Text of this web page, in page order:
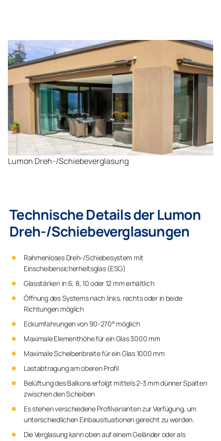
Lumon Dreh-/Schiebeverglasung
Technische Details der Lumon
Dreh-/Schiebeverglasungen
Rahmenloses Dreh-/Schiebesystem mit
Einscheibensicherheitsglas (ESG)
Glasstärken in 6, 8, 10 oder 12 mm erhältlich
Öffnung des Systems nach links, rechts oder in beide
Richtungen möglich
Eckumfahrungen von 90-270° möglich
Maximale Elementhöhe für ein Glas 3000 mm
Maximale Scheibenbreite für ein Glas 1000 mm
Lastabtragung am oberen Profil
Belüftung des Balkons erfolgt mittels 2-3 mm dünner Spalten
zwischen den Scheiben
Es stehen verschiedene Profilvarianten zur Verfügung, um
unterschiedlichen Einbausituationen gerecht zu werden.
Die Verglasung kann oben auf einem Geländer oder als